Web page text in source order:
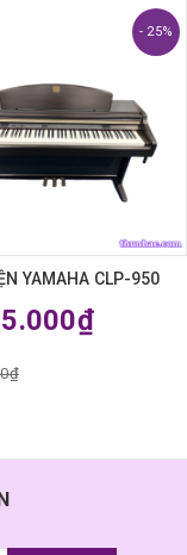
- 25%
YAMAHA CLP-950